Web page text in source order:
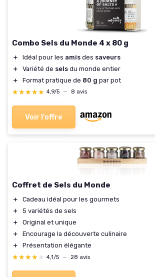
Combo Sels du Monde 4 x 80 g
＋ Idéal pour les amis des saveurs
＋
Variété de sels du monde entier
＋
Format pratique de 80 g par pot
★★★★★
★★★★★ 4,9/5 — 8 avis
Voir l'offre
Coffret de Sels du Monde
＋
Cadeau idéal pour les gourmets
＋
5 variétés de sels
＋
Original et unique
＋
Encourage la découverte culinaire
＋
Présentation élégante
★★★★★
★★★★★ 4,1/5 — 28 avis